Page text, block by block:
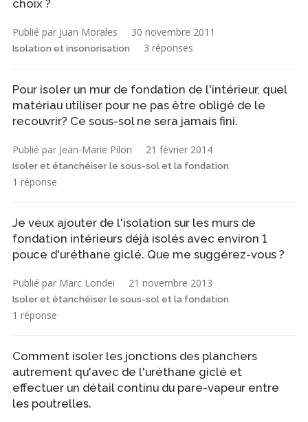
choix ?
Publié par Juan Morales 30 novembre 2011
Isolation et insonorisation 3 réponses
Pour isoler un mur de fondation de l'intérieur, quel
matériau utiliser pour ne pas être obligé de le
recouvrir? Ce sous-sol ne sera jamais fini.
Publié par Jean-Marie Pilon 21 février 2014
Isoler et étanchéiser le sous-sol et la fondation
1 réponse
Je veux ajouter de l'isolation sur les murs de
fondation intérieurs déjà isolés avec environ 1
pouce d'uréthane giclé. Que me suggérez-vous ?
Publié par Marc Londei 21 novembre 2013
Isoler et étanchéiser le sous-sol et la fondation
1 réponse
Comment isoler les jonctions des planchers
autrement qu'avec de l'uréthane giclé et
effectuer un détail continu du pare-vapeur entre
les poutrelles.